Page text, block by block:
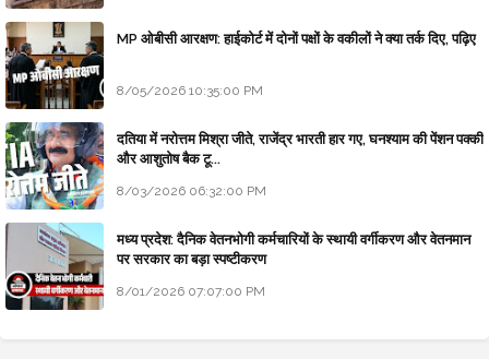
MP ओबीसी आरक्षण: हाईकोर्ट में दोनों पक्षों के वकीलों ने क्या तर्क दिए, पढ़िए
8/05/2026 10:35:00 PM
दतिया में नरोत्तम मिश्रा जीते, राजेंद्र भारती हार गए, घनश्याम की पेंशन पक्की
और आशुतोष बैक टू...
8/03/2026 06:32:00 PM
मध्य प्रदेश: दैनिक वेतनभोगी कर्मचारियों के स्थायी वर्गीकरण और वेतनमान
पर सरकार का बड़ा स्पष्टीकरण
8/01/2026 07:07:00 PM